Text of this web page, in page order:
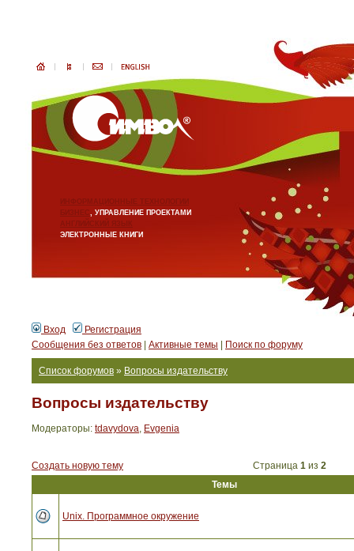
ИНФОРМАЦИОННЫЕ ТЕХНОЛОГИИ
БИЗНЕС, УПРАВЛЕНИЕ ПРОЕКТАМИ
АНГЛИЙСКИЙ ЯЗЫК
ЭЛЕКТРОННЫЕ КНИГИ
Вход
Регистрация
Сообщения без ответов
Активные темы Поиск по форуму
Список форумов » Вопросы издательству
Вопросы издательству
Модераторы: tdavydova, Evgenia
Создать новую тему Страница 1 из 2
Темы
Unix. Программное окружение